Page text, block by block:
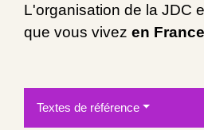
L'organisation de la JDC
que vous vivez en France
Textes de référence